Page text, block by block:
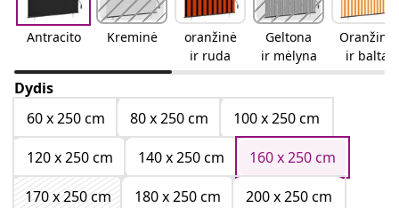
Antracito Kreminė
oranžinė
ir ruda
Geltona
ir mėlyna
Oranžinė
ir balta
Dydis
60 x 250 cm
80 x 250 cm
100 x 250 cm
120 x 250 cm
140 x 250 cm
160 x 250 cm
170 x 250 cm
180 x 250 cm
200 x 250 cm